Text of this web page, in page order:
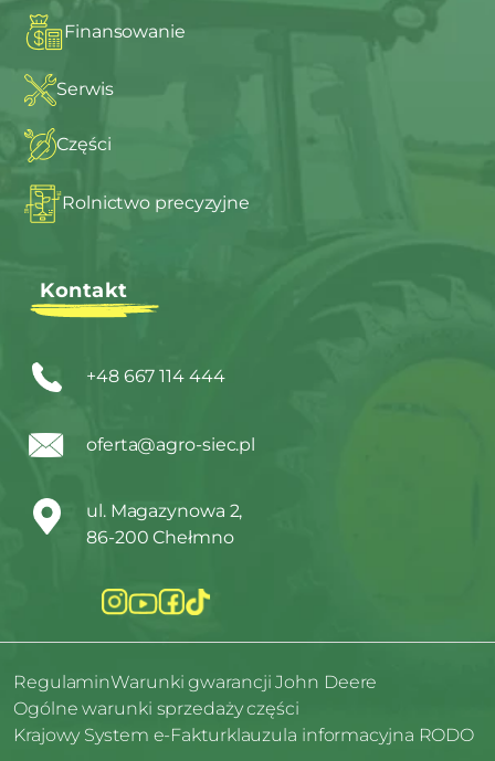
Finansowanie
Serwis
Części
Rolnictwo precyzyjne
Kontakt
+48 667 114 444
oferta@agro-siec.pl
ul. Magazynowa 2,
86-200 Chełmno
RegulaminWarunki gwarancji John Deere
Ogólne warunki sprzedaży części
Krajowy System e-Fakturklauzula informacyjna RODO